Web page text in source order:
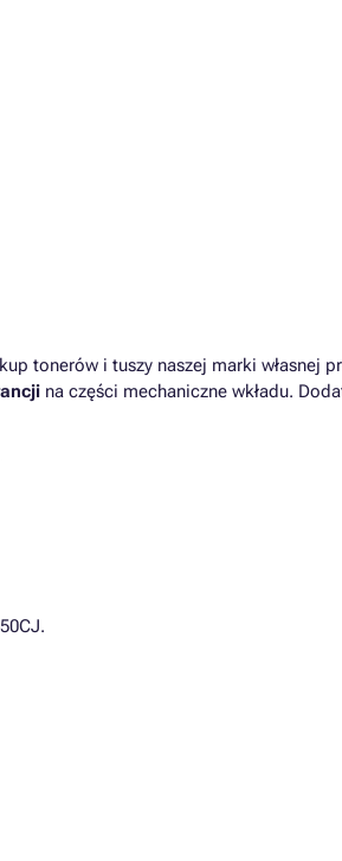
tonerów i tuszy naszej marki własnej
na części mechaniczne wkładu.